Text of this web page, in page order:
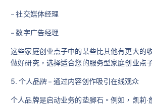
– 社交媒体经理
– 数字广告经理
这些家庭创业点子中的某些比其他有更大的
做好研究，选择适合您的服务型家庭创业点
5. 个人品牌 – 通过内容创作吸引在线观众
个人品牌是启动业务的垫脚石。例如，凯莉·